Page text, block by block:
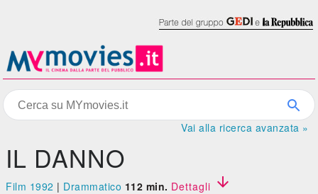
Vai alla ricerca avanzata »
IL DANNO
Film 1992 | Drammatico 112 min. Dettagli 